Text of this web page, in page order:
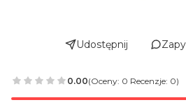
Udostępnij
0.00(Oceny: 0 Recenzje: 0)